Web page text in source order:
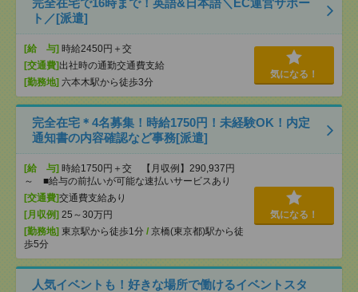
完全在宅で16時まで！英語&日本語＼EC運営サポー
ト／[派遣]
[給 与] 時給2450円＋交
[交通費]出社時の通勤交通費支給
[勤務地] 六本木駅から徒歩3分
気になる！
完全在宅＊4名募集！時給1750円！未経験OK！内定
通知書の内容確認など事務[派遣]
[給 与] 時給1750円＋交 【月収例】290,937円
～ ■給与の前払いが可能な速払いサービスあり
[交通費]交通費支給あり
[月収例] 25～30万円
[勤務地] 東京駅から徒歩1分 / 京橋(東京都)駅から徒
歩5分
気になる！
人気イベントも！好きな場所で働けるイベントスタ